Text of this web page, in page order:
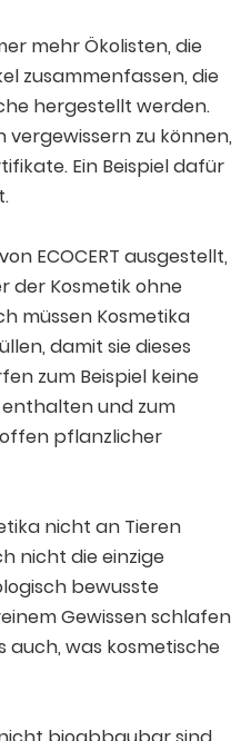
mehr Ökolisten, die
zusammenfassen, die
hergestellt werden.
vergewissern zu können,
Ein Beispiel dafür
ECOCERT ausgestellt,
der Kosmetik ohne
müssen Kosmetika
damit sie dieses
zum Beispiel keine
und zum
pflanzlicher
nicht an Tieren
nicht die einzige
bewusste
Gewissen schlafen
auch, was kosmetische